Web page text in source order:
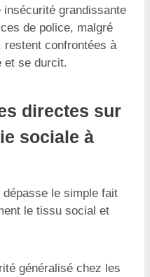
grandissante
de police, malgré
restent confrontées à
et se durcit.
directes sur
sociale à
dépasse le simple fait
le tissu social et
généralisé chez les